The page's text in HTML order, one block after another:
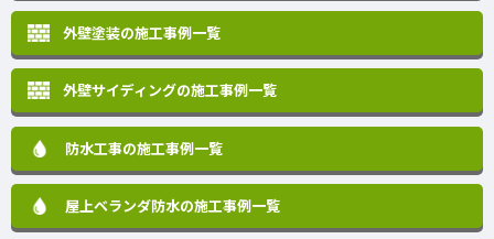
外壁塗装の施工事例一覧
外壁サイディングの施工事例一覧
防水工事の施工事例一覧
屋上ベランダ防水の施工事例一覧